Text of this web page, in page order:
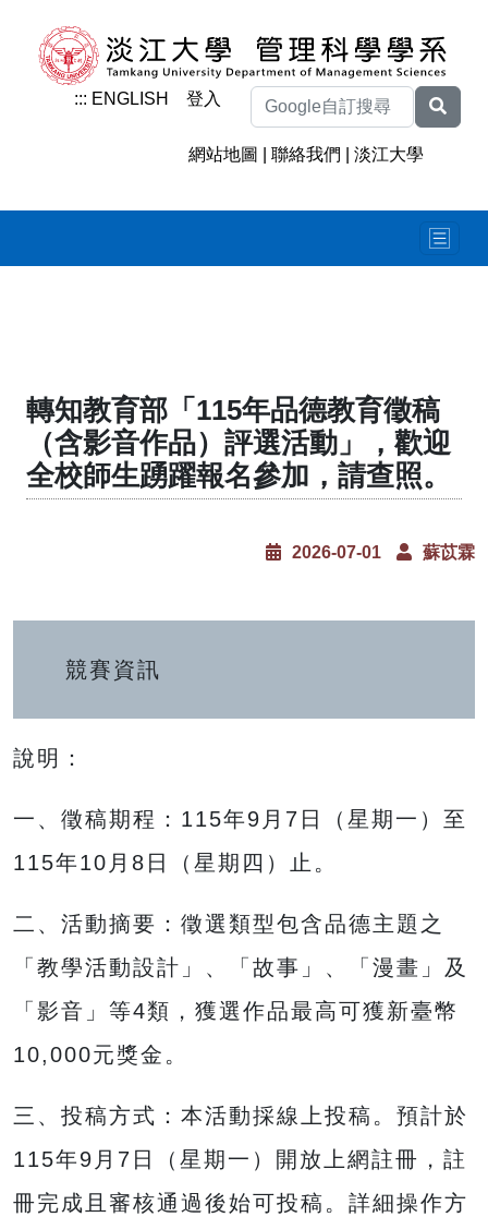
::: ENGLISH 登入
網站地圖 |聯絡我們 |淡江大學
轉知教育部「115年品德教育徵稿
（含影音作品）評選活動」，歡迎
全校師生踴躍報名參加，請查照。
2026-07-01 蘇苡霖
競賽資訊
說明：
一、徵稿期程：115年9月7日（星期一）至
115年10月8日（星期四）止。
二、活動摘要：徵選類型包含品德主題之
「教學活動設計」、「故事」、「漫畫」及
「影音」等4類，獲選作品最高可獲新臺幣
10,000元獎金。
三、投稿方式：本活動採線上投稿。預計於
115年9月7日（星期一）開放上網註冊，註
冊完成且審核通過後始可投稿。詳細操作方